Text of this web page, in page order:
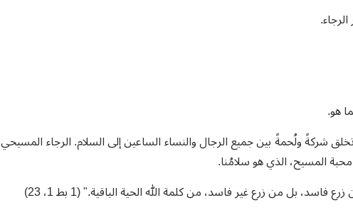
هو.
شركةً ولُحمةً بين جميع الرجال والنساء الساعين إلى السلام. الرجاء المسيحي
المسيح، الذي هو سلامُنا.
بل من زرع غير فاسد، من كلمة الله الحية الباقية." (1 بط 1، 23)